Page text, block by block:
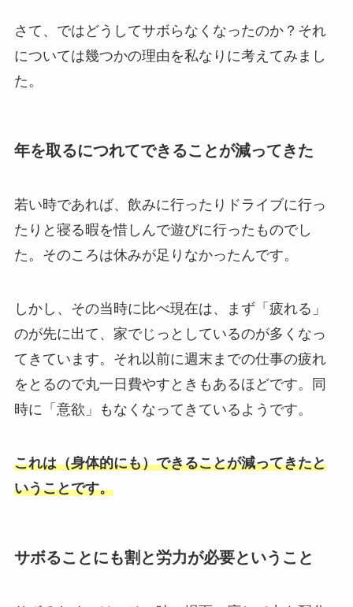
さて、ではどうしてサボらなくなったのか？それ
については幾つかの理由を私なりに考えてみまし
た。
年を取るにつれてできることが減ってきた
若い時であれば、飲みに行ったりドライブに行っ
たりと寝る暇を惜しんで遊びに行ったものでし
た。そのころは休みが足りなかったんです。
しかし、その当時に比べ現在は、まず「疲れる」
のが先に出て、家でじっとしているのが多くなっ
てきています。それ以前に週末までの仕事の疲れ
をとるので丸一日費やすときもあるほどです。同
時に「意欲」もなくなってきているようです。
これは（身体的にも）できることが減ってきたと
いうことです。
サボることにも割と労力が必要ということ